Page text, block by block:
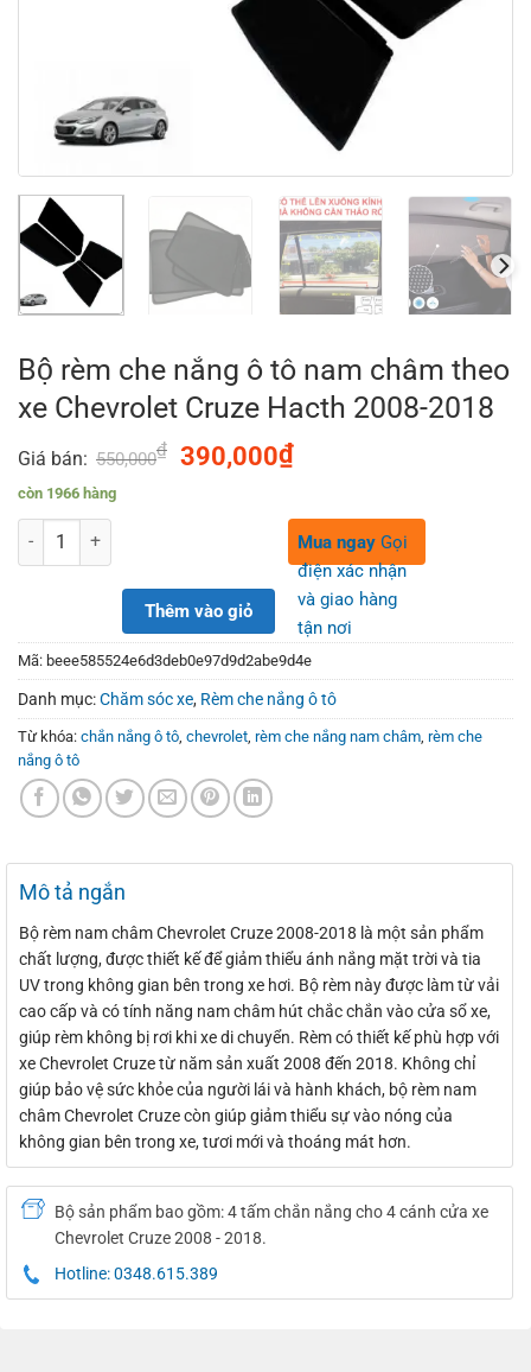
Bộ rèm che nắng ô tô nam châm theo
xe Chevrolet Cruze Hacth 2008-2018
Giá bán: 550,000₫
Original
550,000₫.
390,000₫Current
390,000₫.
còn 1966 hàng
Số lượng
Thêm vào giỏ
Mua ngay Gọi
điện xác nhận
và giao hàng
tận nơi
Mã: beee585524e6d3deb0e97d9d2abe9d4e
Danh mục:Chăm sóc xe, Rèm che nắng ô tô
Từ khóa: chắn nắng ô tô chevrolet rèm che nắng nam châm rèm che
nắng ô tô
Mô tả ngắn
Bộ rèm nam châm Chevrolet Cruze 2008-2018 là một sản phẩm
chất lượng, được thiết kế để giảm thiểu ánh nắng mặt trời và tia
UV trong không gian bên trong xe hơi. Bộ rèm này được làm từ vải
cao cấp và có tính năng nam châm hút chắc chắn vào cửa sổ xe,
giúp rèm không bị rơi khi xe di chuyển. Rèm có thiết kế phù hợp với
xe Chevrolet Cruze từ năm sản xuất 2008 đến 2018. Không chỉ
giúp bảo vệ sức khỏe của người lái và hành khách, bộ rèm nam
châm Chevrolet Cruze còn giúp giảm thiểu sự vào nóng của
không gian bên trong xe, tươi mới và thoáng mát hơn.
Bộ sản phẩm bao gồm: 4 tấm chắn nắng cho 4 cánh cửa xe
Chevrolet Cruze 2008 - 2018.
Hotline: 0348.615.389